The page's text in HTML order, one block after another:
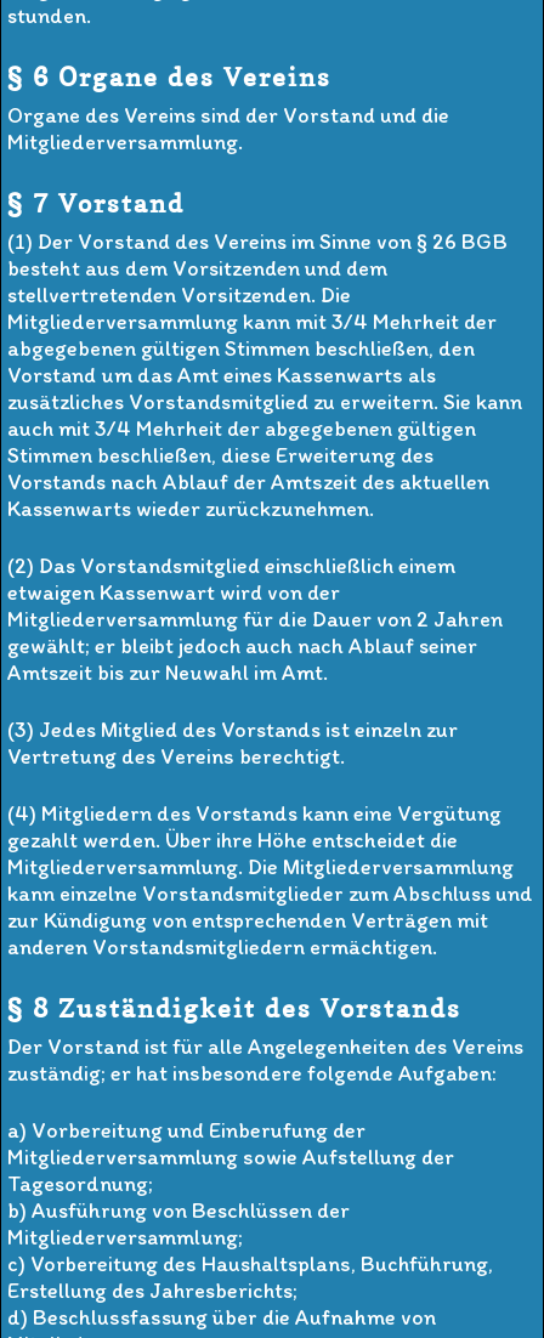
stunden.
§ 6 Organe des Vereins
Organe des Vereins sind der Vorstand und die
Mitgliederversammlung.
§ 7 Vorstand
(1) Der Vorstand des Vereins im Sinne von § 26 BGB
besteht aus dem Vorsitzenden und dem
stellvertretenden Vorsitzenden. Die
Mitgliederversammlung kann mit 3/4 Mehrheit der
abgegebenen gültigen Stimmen beschließen, den
Vorstand um das Amt eines Kassenwarts als
zusätzliches Vorstandsmitglied zu erweitern. Sie kann
auch mit 3/4 Mehrheit der abgegebenen gültigen
Stimmen beschließen, diese Erweiterung des
Vorstands nach Ablauf der Amtszeit des aktuellen
Kassenwarts wieder zurückzunehmen.
(2) Das Vorstandsmitglied einschließlich einem
etwaigen Kassenwart wird von der
Mitgliederversammlung für die Dauer von 2 Jahren
gewählt; er bleibt jedoch auch nach Ablauf seiner
Amtszeit bis zur Neuwahl im Amt.
(3) Jedes Mitglied des Vorstands ist einzeln zur
Vertretung des Vereins berechtigt.
(4) Mitgliedern des Vorstands kann eine Vergütung
gezahlt werden. Über ihre Höhe entscheidet die
Mitgliederversammlung. Die Mitgliederversammlung
kann einzelne Vorstandsmitglieder zum Abschluss und
zur Kündigung von entsprechenden Verträgen mit
anderen Vorstandsmitgliedern ermächtigen.
§ 8 Zuständigkeit des Vorstands
Der Vorstand ist für alle Angelegenheiten des Vereins
zuständig; er hat insbesondere folgende Aufgaben:
a) Vorbereitung und Einberufung der
Mitgliederversammlung sowie Aufstellung der
Tagesordnung;
b) Ausführung von Beschlüssen der
Mitgliederversammlung;
c) Vorbereitung des Haushaltsplans, Buchführung,
Erstellung des Jahresberichts;
d) Beschlussfassung über die Aufnahme von